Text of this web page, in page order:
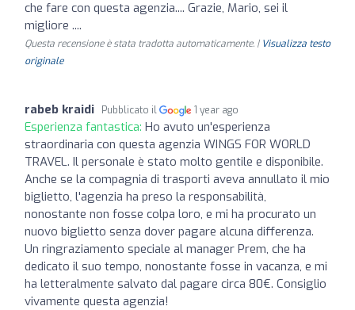
che fare con questa agenzia.... Grazie, Mario, sei il
migliore ....
Questa recensione è stata tradotta automaticamente. | Visualizza testo
originale
rabeb kraidi Pubblicato il 1 year ago
Esperienza fantastica: Ho avuto un'esperienza
straordinaria con questa agenzia WINGS FOR WORLD
TRAVEL. Il personale è stato molto gentile e disponibile.
Anche se la compagnia di trasporti aveva annullato il mio
biglietto, l'agenzia ha preso la responsabilità,
nonostante non fosse colpa loro, e mi ha procurato un
nuovo biglietto senza dover pagare alcuna differenza.
Un ringraziamento speciale al manager Prem, che ha
dedicato il suo tempo, nonostante fosse in vacanza, e mi
ha letteralmente salvato dal pagare circa 80€. Consiglio
vivamente questa agenzia!